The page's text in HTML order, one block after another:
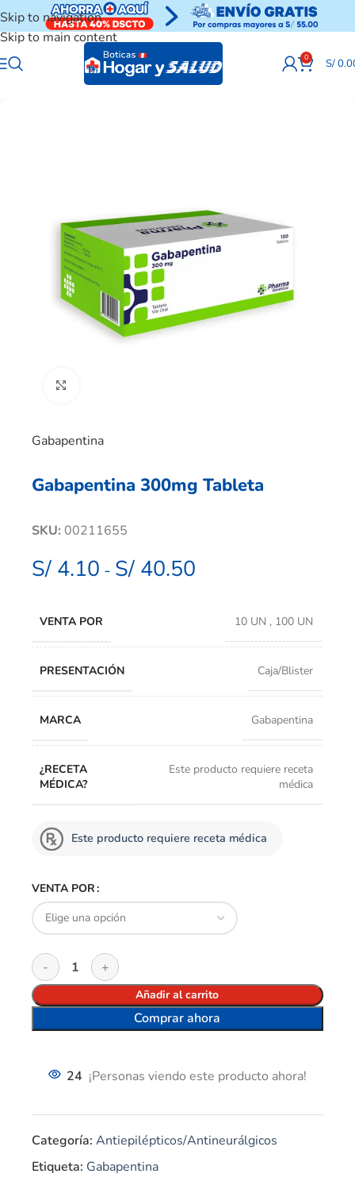
Skip to navigation
Skip to main content
0 S/
Gabapentina
Gabapentina 300mg Tableta
SKU: 00211655
S/ 4.10 - S/ 40.50
VENTA POR 10 UN , 100 UN
PRESENTACIÓN Caja/Blister
MARCA Gabapentina
¿RECETA
MÉDICA?
Este producto requiere receta
médica
Este producto requiere receta médica
VENTA POR
Añadir al carrito
Comprar ahora
24 ¡Personas viendo este producto ahora!
Categoría: Antiepilépticos/Antineurálgicos
Etiqueta: Gabapentina